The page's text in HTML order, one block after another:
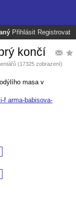
Přihlásit Registrovat
končí
(17325 zobrazení)
masa v
f arma-babisova-